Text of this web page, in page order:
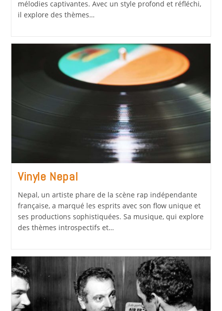
mélodies captivantes. Avec un style profond et réfléchi,
il explore des thèmes…
Vinyle Nepal
Nepal, un artiste phare de la scène rap indépendante
française, a marqué les esprits avec son flow unique et
ses productions sophistiquées. Sa musique, qui explore
des thèmes introspectifs et…